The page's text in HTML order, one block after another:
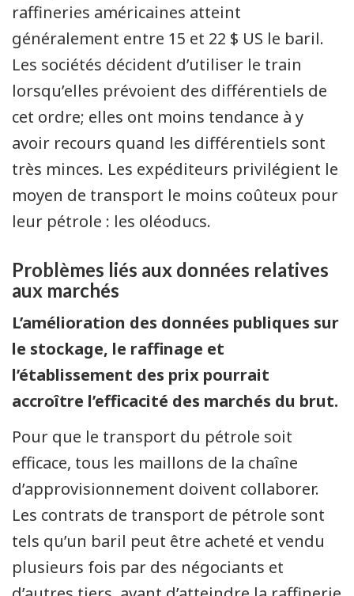
raffineries américaines atteint
généralement entre 15 et 22 $ US le baril.
Les sociétés décident d’utiliser le train
lorsqu’elles prévoient des différentiels de
cet ordre; elles ont moins tendance à y
avoir recours quand les différentiels sont
très minces. Les expéditeurs privilégient le
moyen de transport le moins coûteux pour
leur pétrole : les oléoducs.
Problèmes liés aux données relatives
aux marchés
L’amélioration des données publiques sur
le stockage, le raffinage et
l’établissement des prix pourrait
accroître l’efficacité des marchés du brut.
Pour que le transport du pétrole soit
efficace, tous les maillons de la chaîne
d’approvisionnement doivent collaborer.
Les contrats de transport de pétrole sont
tels qu’un baril peut être acheté et vendu
plusieurs fois par des négociants et